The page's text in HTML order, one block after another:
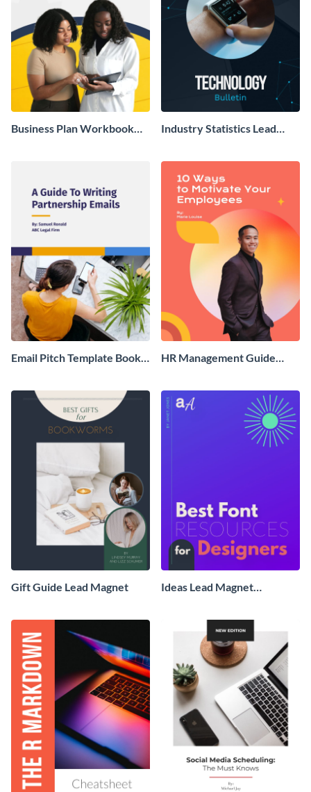
Business Plan Workbook
Industry Statistics Lead
Email Pitch Template Book
HR Management Guide
Gift Guide Lead Magnet
Ideas Lead Magnet